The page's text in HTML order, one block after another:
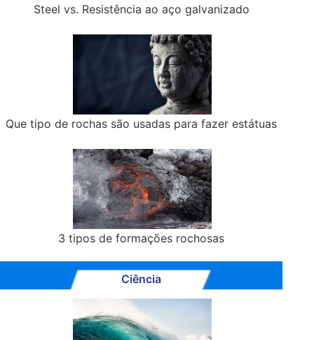
Steel vs. Resistência ao aço galvanizado
Que tipo de rochas são usadas para fazer estátuas
3 tipos de formações rochosas
Ciência